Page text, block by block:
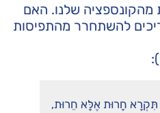
מהקונספציה שלנו. האם
להשתחרר מהתפיסות
חָרוּת אֶלָּא חֵרוּת,